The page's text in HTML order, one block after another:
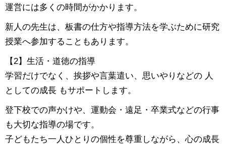
運営には多くの時間がかかります。
新人の先生は、板書の仕方や指導方法を学ぶために研究
授業へ参加することもあります。
【2】生活・道徳の指導
学習だけでなく、挨拶や言葉遣い、思いやりなどの 人
としての成長 もサポートします。
登下校での声かけや、運動会・遠足・卒業式などの行事
も大切な指導の場です。
子どもたち一人ひとりの個性を尊重しながら、心の成長